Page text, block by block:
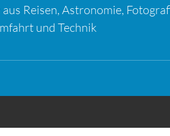
Reisen, Astronomie,
und Technik